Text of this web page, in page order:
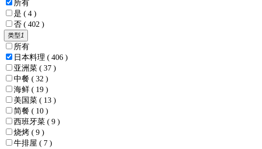
所有
是 ( 4 )
否 ( 402 )
类型1
所有
日本料理 ( 406 )
亚洲菜 ( 37 )
中餐 ( 32 )
海鲜 ( 19 )
美国菜 ( 13 )
简餐 ( 10 )
西班牙菜 ( 9 )
烧烤 ( 9 )
牛排屋 ( 7 )